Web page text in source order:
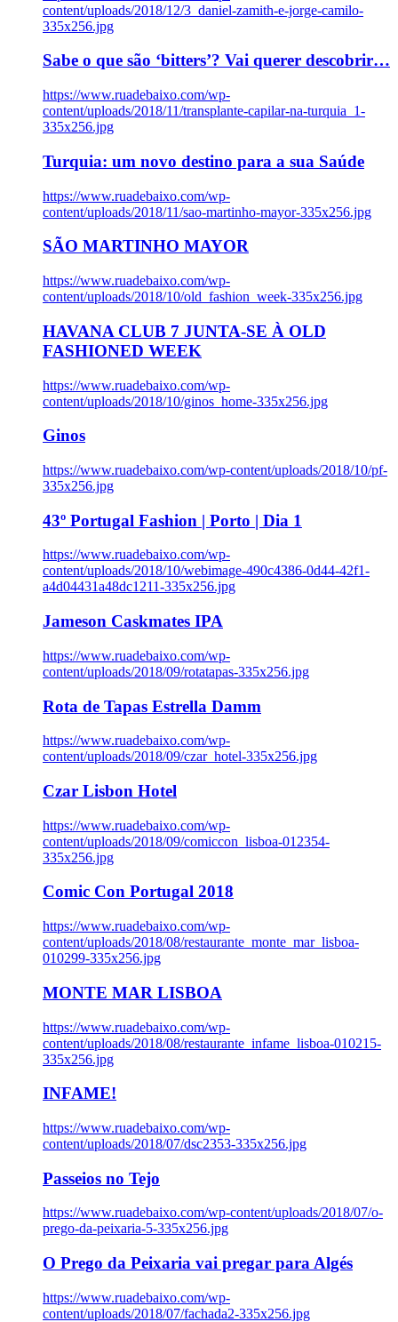
content/uploads/2018/12/3_daniel-zamith-e-jorge-camilo-
335x256.jpg
Sabe o que são ‘bitters’? Vai querer descobrir…
https://www.ruadebaixo.com/wp-
content/uploads/2018/11/transplante-capilar-na-turquia_1-
335x256.jpg
Turquia: um novo destino para a sua Saúde
https://www.ruadebaixo.com/wp-
content/uploads/2018/11/sao-martinho-mayor-335x256.jpg
SÃO MARTINHO MAYOR
https://www.ruadebaixo.com/wp-
content/uploads/2018/10/old_fashion_week-335x256.jpg
HAVANA CLUB 7 JUNTA-SE À OLD
FASHIONED WEEK
https://www.ruadebaixo.com/wp-
content/uploads/2018/10/ginos_home-335x256.jpg
Ginos
https://www.ruadebaixo.com/wp-content/uploads/2018/10/pf-
335x256.jpg
43º Portugal Fashion | Porto | Dia 1
https://www.ruadebaixo.com/wp-
content/uploads/2018/10/webimage-490c4386-0d44-42f1-
a4d04431a48dc1211-335x256.jpg
Jameson Caskmates IPA
https://www.ruadebaixo.com/wp-
content/uploads/2018/09/rotatapas-335x256.jpg
Rota de Tapas Estrella Damm
https://www.ruadebaixo.com/wp-
content/uploads/2018/09/czar_hotel-335x256.jpg
Czar Lisbon Hotel
https://www.ruadebaixo.com/wp-
content/uploads/2018/09/comiccon_lisboa-012354-
335x256.jpg
Comic Con Portugal 2018
https://www.ruadebaixo.com/wp-
content/uploads/2018/08/restaurante_monte_mar_lisboa-
010299-335x256.jpg
MONTE MAR LISBOA
https://www.ruadebaixo.com/wp-
content/uploads/2018/08/restaurante_infame_lisboa-010215-
335x256.jpg
INFAME!
https://www.ruadebaixo.com/wp-
content/uploads/2018/07/dsc2353-335x256.jpg
Passeios no Tejo
https://www.ruadebaixo.com/wp-content/uploads/2018/07/o-
prego-da-peixaria-5-335x256.jpg
O Prego da Peixaria vai pregar para Algés
https://www.ruadebaixo.com/wp-
content/uploads/2018/07/fachada2-335x256.jpg